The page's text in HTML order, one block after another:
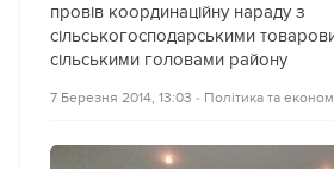
провів координаційну нараду з
сільськогосподарськими
сільськими головами району
7 Березня 2014, 13:03 ‐ Політика та